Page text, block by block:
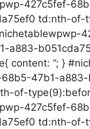
427c5fef-
td:nth-of-
a883-
content: ”; }
47b1-
of-
427c5fef-
td:nth-of-